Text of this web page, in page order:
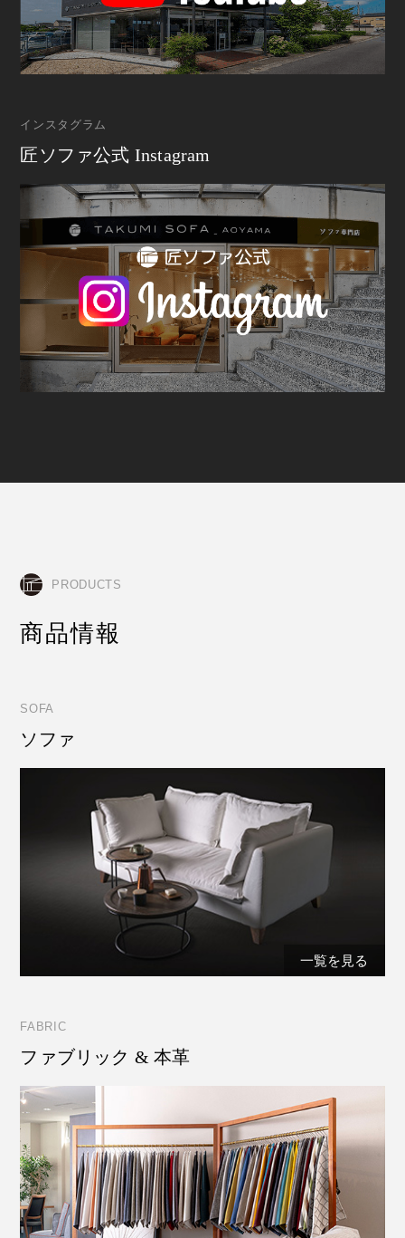
インスタグラム
匠ソファ公式 Instagram
PRODUCTS
商品情報
SOFA
ソファ
一覧を見る
FABRIC
ファブリック & 本革